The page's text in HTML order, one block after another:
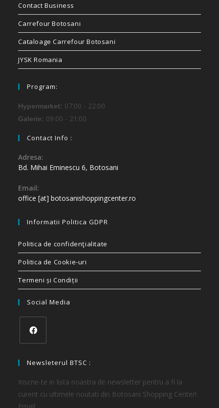
Contact Business
Carrefour Botosani
Cataloage Carrefour Botosani
JYSK Romania
Program:
Hypermarket: 07:00 - 22:00
Galerie: 09:00 - 21:00
Contact Info :
Adresa:
Bd. Mihai Eminescu 6, Botosani
Email:
office [at] botosanishoppingcenter.ro
Informatii Politica GDPR
Politica de confidenţialitate
Politica de Cookie-uri
Termeni și Condiții
Social Media
Newsleterul BTSC :
Inscrie-te in lista noastra de newsletter pentru a fi la
curent cu ultimele noutati din Botosani Shopping Center!